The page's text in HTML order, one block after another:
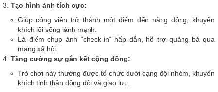
Tạo hình ảnh tích cực:
Giúp công viên trở thành một điểm đến năng động, khuyến
khích lối sống lành mạnh.
Là điểm chụp ảnh “check-in” hấp dẫn, hỗ trợ quảng bá qua
mạng xã hội.
Tăng cường sự gắn kết cộng đồng:
Trò chơi này thường được tổ chức dưới dạng đội nhóm, khuyến
khích tinh thần đồng đội và giao lưu.